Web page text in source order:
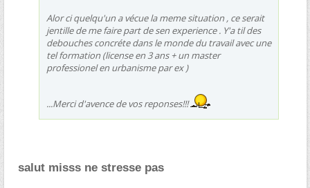
Alor ci quelqu'un a vécue la meme situation , ce serait
jentille de me faire part de sen experience . Y'a til des
debouches concréte dans le monde du travail avec une
tel formation (license en 3 ans + un master
professionel en urbanisme par ex )
...Merci d'avence de vos reponses!!!
salut misss ne stresse pas